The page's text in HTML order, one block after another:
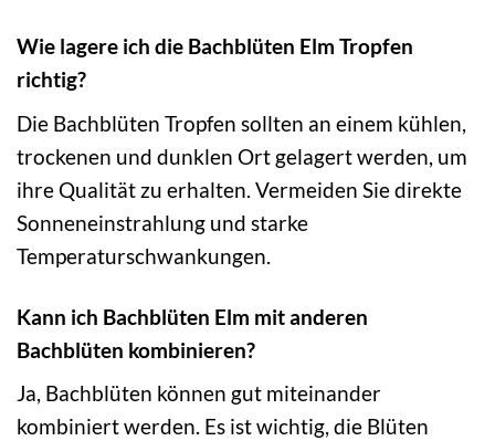
Wie lagere ich die Bachblüten Elm Tropfen
richtig?
Die Bachblüten Tropfen sollten an einem kühlen,
trockenen und dunklen Ort gelagert werden, um
ihre Qualität zu erhalten. Vermeiden Sie direkte
Sonneneinstrahlung und starke
Temperaturschwankungen.
Kann ich Bachblüten Elm mit anderen
Bachblüten kombinieren?
Ja, Bachblüten können gut miteinander
kombiniert werden. Es ist wichtig, die Blüten